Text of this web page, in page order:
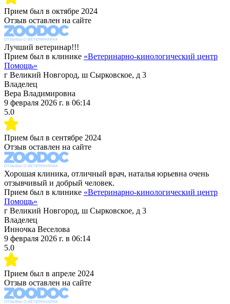
Прием был в октябре 2024
Отзыв оставлен на сайте
Лучший ветеринар!!!
Прием был в клинике «Ветеринарно-кинологический центр
Помощь»
г Великий Новгород, ш Сырковское, д 3
Владелец
Вера Владимировна
9 февраля 2026 г. в 06:14
5.0
Прием был в сентябре 2024
Отзыв оставлен на сайте
Хорошая клиника, отличный врач, наталья юрьевна очень
отзывчивый и добрый человек.
Прием был в клинике «Ветеринарно-кинологический центр
Помощь»
г Великий Новгород, ш Сырковское, д 3
Владелец
Инночка Веселова
9 февраля 2026 г. в 06:14
5.0
Прием был в апреле 2024
Отзыв оставлен на сайте